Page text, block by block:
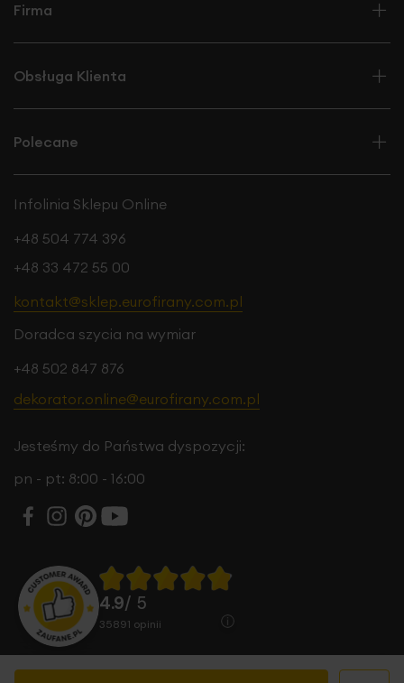
Firma
Obsługa Klienta
Polecane
Infolinia Sklepu Online
+48 504 774 396
+48 33 472 55 00
kontakt@sklep.eurofirany.com.pl
Doradca szycia na wymiar
+48 502 847 876
dekorator.online@eurofirany.com.pl
Jesteśmy do Państwa dyspozycji:
pn - pt: 8:00 - 16:00
4.9/ 5
35891 opinii